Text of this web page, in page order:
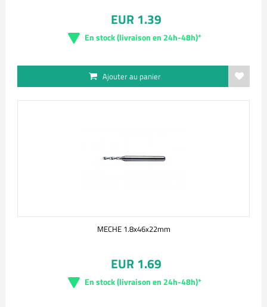
EUR 1.39
En stock (livraison en 24h-48h)*
Ajouter au panier
MECHE 1.8x46x22mm
EUR 1.69
En stock (livraison en 24h-48h)*